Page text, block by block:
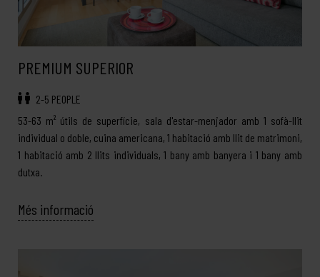
PREMIUM SUPERIOR
2-5 PEOPLE
53-63 m² útils de superfície, sala d'estar-menjador amb 1 sofà-llit
individual o doble, cuina americana, 1 habitació amb llit de matrimoni,
1 habitació amb 2 llits individuals, 1 bany amb banyera i 1 bany amb
dutxa.
Més informació